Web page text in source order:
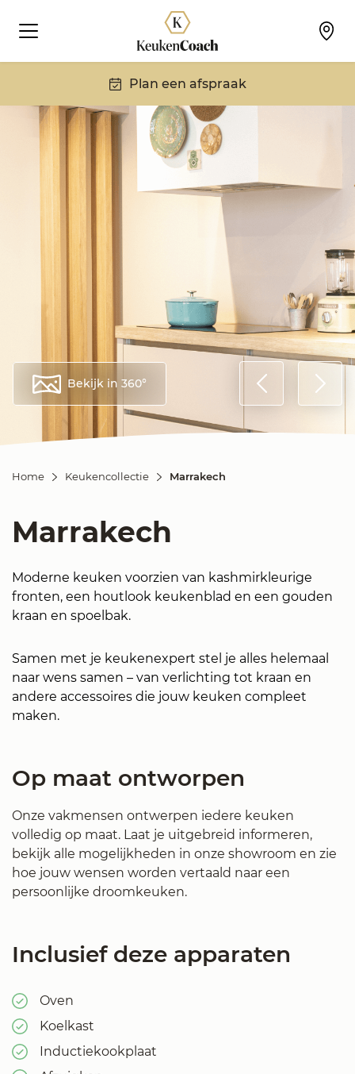
Plan een afspraak
Bekijk in 360°
Home Keukencollectie Marrakech
Marrakech
Moderne keuken voorzien van kashmirkleurige
fronten, een houtlook keukenblad en een gouden
kraan en spoelbak.
Samen met je keukenexpert stel je alles helemaal
naar wens samen – van verlichting tot kraan en
andere accessoires die jouw keuken compleet
maken.
Op maat ontworpen
Onze vakmensen ontwerpen iedere keuken
volledig op maat. Laat je uitgebreid informeren,
bekijk alle mogelijkheden in onze showroom en zie
hoe jouw wensen worden vertaald naar een
persoonlijke droomkeuken.
Inclusief deze apparaten
Oven
Koelkast
Inductiekookplaat